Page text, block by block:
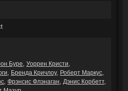
Буре Уоррен Кристи
Бренда Кричлоу
Роберт Маркус
Фрэнсис Флэнаган Дэнис Корбетт